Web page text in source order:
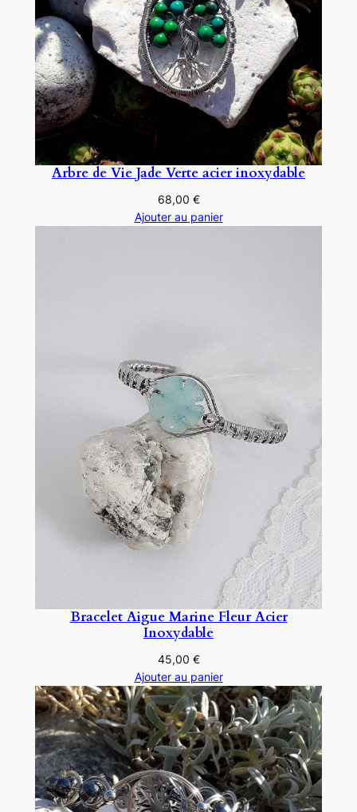
Arbre de Vie Jade Verte acier inoxydable
68,00 €
Ajouter au panier
Bracelet Aigue Marine Fleur Acier
Inoxydable
45,00 €
Ajouter au panier